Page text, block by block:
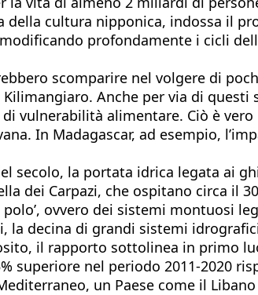
cultura nipponica, indossa il
profondamente i cicli
scomparire nel volgere di
Anche per via di
vulnerabilità alimentare. Ciò è
In Madagascar, ad esempio,
secolo, la portata idrica legata ai
dei Carpazi, che ospitano circa il
ovvero dei sistemi montuosi
decina di grandi sistemi
il rapporto sottolinea in primo
superiore nel periodo 2011-2020
un Paese come il